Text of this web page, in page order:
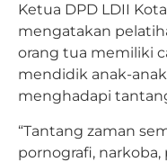
Ketua DPD LDII
mengatakan
orang tua memiliki
mendidik anak-
menghadapi
“Tantang zaman
pornografi,